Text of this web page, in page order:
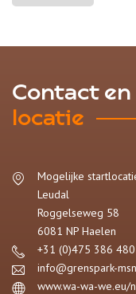
Contact en
locatie
Mogelijke
Leudal
Roggelseweg 58
6081 NP Haelen
+31 (0)475 386 480
info@grenspark-
www.wa-wa-we.eu/